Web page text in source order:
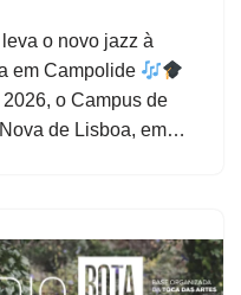
o novo jazz à
em Campolide
o Campus de
de Lisboa, em…